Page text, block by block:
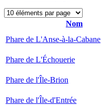
Nom
Phare de L'Anse-à-la-Cabane
Phare de L'Échouerie
Phare de l'Île-Brion
Phare de l'Île-d'Entrée